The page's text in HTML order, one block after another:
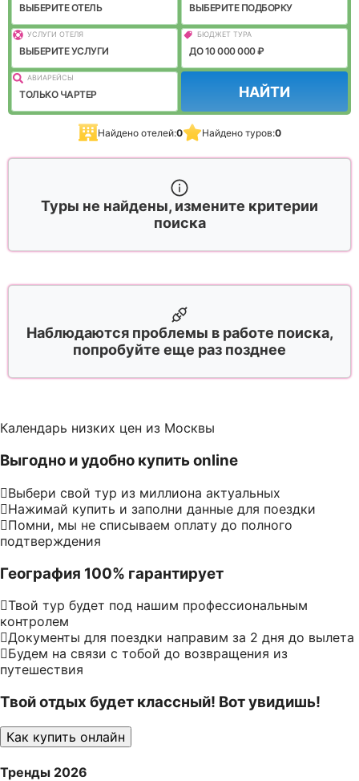
ВЫБЕРИТЕ ОТЕЛЬ ВЫБЕРИТЕ ПОДБОРКУ
УСЛУГИ ОТЕЛЯ
ВЫБЕРИТЕ УСЛУГИ
БЮДЖЕТ ТУРА
ДО 10 000 000 ₽
АВИАРЕЙСЫ
ТОЛЬКО ЧАРТЕР НАЙТИ
Найдено отелей:0 Найдено туров:0
Туры не найдены, измените критерии
поиска
Наблюдаются проблемы в работе поиска,
попробуйте еще раз позднее
Календарь низких цен из Москвы
Выгодно и удобно купить online
Выбери свой тур из миллиона актуальных
Нажимай купить и заполни данные для поездки
Помни, мы не списываем оплату до полного
подтверждения
География 100% гарантирует
Твой тур будет под нашим профессиональным
контролем
Документы для поездки направим за 2 дня до вылета
Будем на связи с тобой до возвращения из
путешествия
Твой отдых будет классный! Вот увидишь!
Как купить онлайн
Тренды 2026